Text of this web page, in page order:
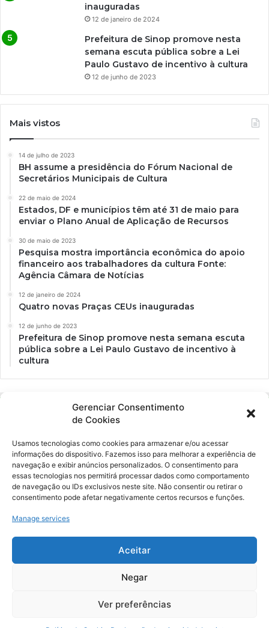
Gerenciar Consentimento
de Cookies
Usamos tecnologias como cookies para armazenar e/ou acessar
informações do dispositivo. Fazemos isso para melhorar a experiência de
navegação e exibir anúncios personalizados. O consentimento para
essas tecnologias nos permitirá processar dados como comportamento
de navegação ou IDs exclusivos neste site. Não consentir ou retirar o
consentimento pode afetar negativamente certos recursos e funções.
Manage services
Aceitar
Negar
Ver preferências
inauguradas
12 de janeiro de 2024
Prefeitura de Sinop promove nesta
semana escuta pública sobre a Lei
Paulo Gustavo de incentivo à cultura
12 de junho de 2023
Mais vistos
14 de julho de 2023
BH assume a presidência do Fórum Nacional de
Secretários Municipais de Cultura
22 de maio de 2024
Estados, DF e municípios têm até 31 de maio para
enviar o Plano Anual de Aplicação de Recursos
30 de maio de 2023
Pesquisa mostra importância econômica do apoio
financeiro aos trabalhadores da cultura Fonte:
Agência Câmara de Notícias
12 de janeiro de 2024
Quatro novas Praças CEUs inauguradas
12 de junho de 2023
Prefeitura de Sinop promove nesta semana escuta
pública sobre a Lei Paulo Gustavo de incentivo à
cultura
Ockara é uma plataforma multicultural e criativa. Nossa proposta é
oferecer o máximo de ferramentas para realizadores e
gerenciadores de espaços criativos e culturais.
© Merak Produções Criativas. CNPJ: 39.155.931/0001-02.
Inscrição Municipal: 47927301. Todos os direitos Reservados.